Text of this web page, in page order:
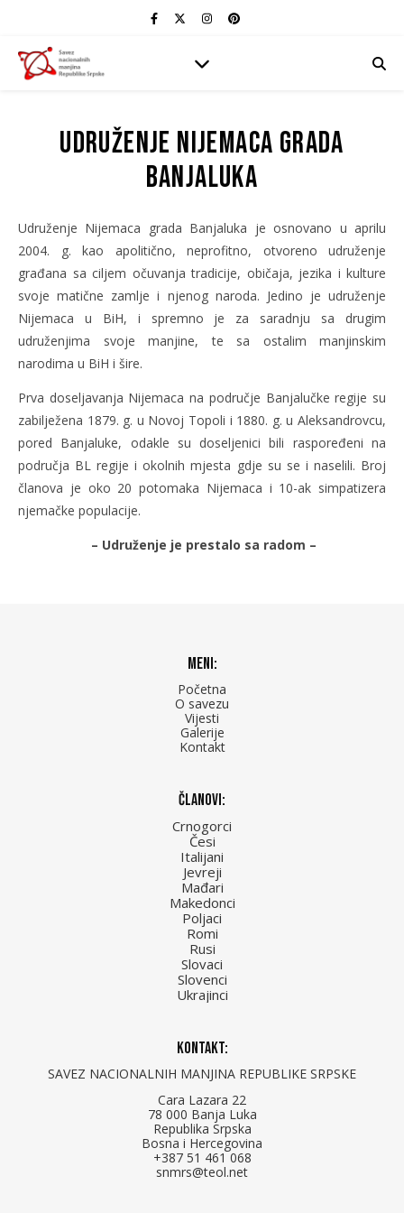
Udruženje Nijemaca grada
Banjaluka
Udruženje Nijemaca grada Banjaluka je osnovano u aprilu
2004. g. kao apolitično, neprofitno, otvoreno udruženje
građana sa ciljem očuvanja tradicije, običaja, jezika i kulture
svoje matične zamlje i njenog naroda. Jedino je udruženje
Nijemaca u BiH, i spremno je za saradnju sa drugim
udruženjima svoje manjine, te sa ostalim manjinskim
narodima u BiH i šire.
Prva doseljavanja Nijemaca na područje Banjalučke regije su
zabilježena 1879. g. u Novoj Topoli i 1880. g. u Aleksandrovcu,
pored Banjaluke, odakle su doseljenici bili raspoređeni na
područja BL regije i okolnih mjesta gdje su se i naselili. Broj
članova je oko 20 potomaka Nijemaca i 10-ak simpatizera
njemačke populacije.
– Udruženje je prestalo sa radom –
Meni:
Početna
O savezu
Vijesti
Galerije
Kontakt
Članovi:
Crnogorci
Česi
Italijani
Jevreji
Mađari
Makedonci
Poljaci
Romi
Rusi
Slovaci
Slovenci
Ukrajinci
Kontakt:
SAVEZ NACIONALNIH MANJINA REPUBLIKE SRPSKE
Cara Lazara 22
78 000 Banja Luka
Republika Srpska
Bosna i Hercegovina
+387 51 461 068
snmrs@teol.net